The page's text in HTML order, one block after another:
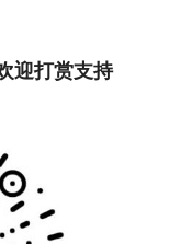
迎打赏支持